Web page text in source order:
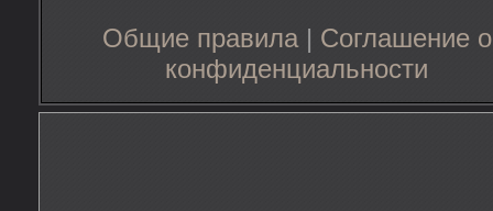
Общие правила| Соглашение о
конфиденциальности